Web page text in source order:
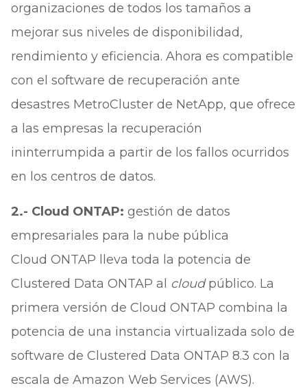
organizaciones de todos los tamaños a
mejorar sus niveles de disponibilidad,
rendimiento y eficiencia. Ahora es compatible
con el software de recuperación ante
desastres MetroCluster de NetApp, que ofrece
a las empresas la recuperación
ininterrumpida a partir de los fallos ocurridos
en los centros de datos.
2.- Cloud ONTAP: gestión de datos
empresariales para la nube pública
Cloud ONTAP lleva toda la potencia de
Clustered Data ONTAP al cloudpúblico. La
primera versión de Cloud ONTAP combina la
potencia de una instancia virtualizada solo de
software de Clustered Data ONTAP 8.3 con la
escala de Amazon Web Services (AWS).